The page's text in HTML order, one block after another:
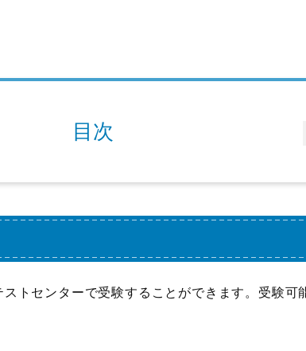
目次
トセンターで受験することができます。受験可